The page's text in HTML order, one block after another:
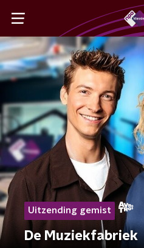
Uitzending gemist
De Muziekfabriek